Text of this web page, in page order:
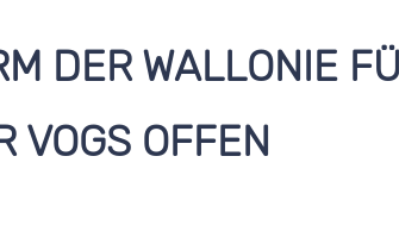
DER WALLONIE
VOGS OFFEN